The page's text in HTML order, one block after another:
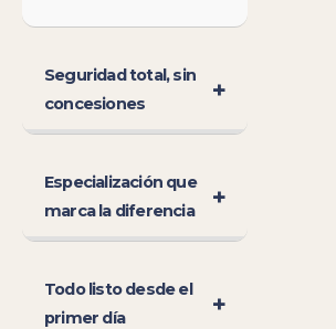
Seguridad total, sin
concesiones
+
Especialización que
marca la diferencia
+
Todo listo desde el
primer día
+